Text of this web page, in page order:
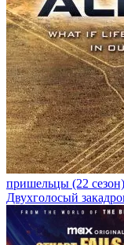
пришельцы (22 сезон)
Двухголосый